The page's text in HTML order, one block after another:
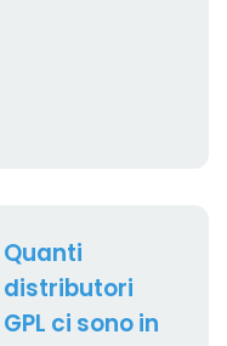
Quanti
distributori
GPL ci sono in